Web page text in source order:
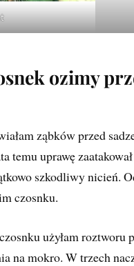
ozimy
ząbków przed
temu uprawę
szkodliwy nicień.
czosnku.
użyłam roztworu
na mokro. W trzech